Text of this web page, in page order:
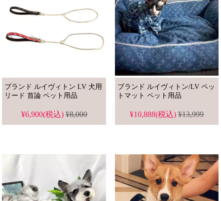
ブランド ルイヴィトン LV 犬用
リード 首論 ペット用品
¥6,900(税込)¥8,000
ブランド ルイヴィトン/LV ペッ
トマット ペット用品
¥10,888(税込)¥13,999